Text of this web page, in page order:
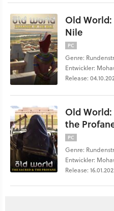
Old
Nile
PC
Genre:
Entwickler:
Release:
Old World:
the
PC
Genre:
Entwickler:
Release: